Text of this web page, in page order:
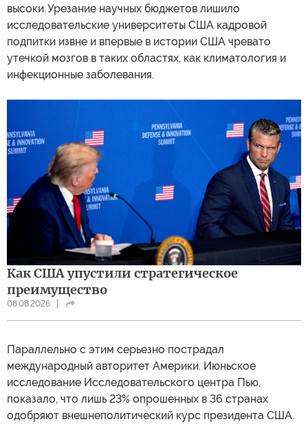
высоки. Урезание научных бюджетов лишило
исследовательские университеты США кадровой
подпитки извне и впервые в истории США чревато
утечкой мозгов в таких областях, как климатология и
инфекционные заболевания.
Как США упустили стратегическое
преимущество
08.08.2026
Параллельно с этим серьезно пострадал
международный авторитет Америки. Июньское
исследование Исследовательского центра Пью,
показало, что лишь 23% опрошенных в 36 странах
одобряют внешнеполитический курс президента США.